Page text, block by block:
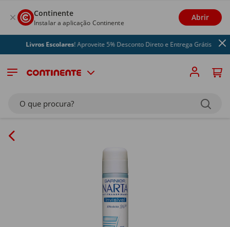
Continente
Instalar a aplicação Continente
Abrir
Livros Escolares! Aproveite 5% Desconto Direto e Entrega Grátis
O que procura?